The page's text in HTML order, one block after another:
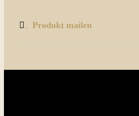
Produkt mailen